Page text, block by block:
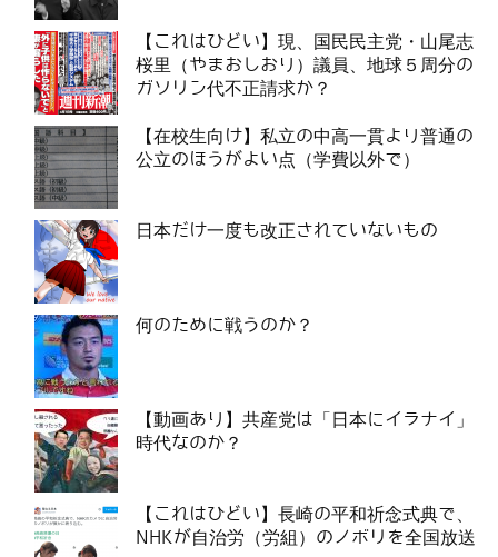
【これはひどい】現、国民民主党・山尾志
桜里（やまおしおり）議員、地球５周分の
ガソリン代不正請求か？
【在校生向け】私立の中高一貫より普通の
公立のほうがよい点（学費以外で）
日本だけ一度も改正されていないもの
何のために戦うのか？
【動画あり】共産党は「日本にイラナイ」
時代なのか？
【これはひどい】長崎の平和祈念式典で、
NHKが自治労（労組）のノボリを全国放送